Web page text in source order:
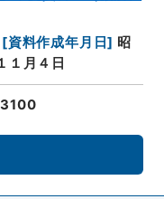
[資料作成年月日] 昭
１月４日